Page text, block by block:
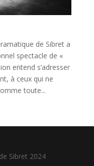
de Sibret a
spectacle de «
entend s’adresser
à ceux qui ne
toute...
Sibret 2024